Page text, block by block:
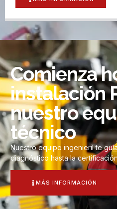
Comienza
instalación
nuestro
técnico
Nuestro equipo ingenieril te
diagnóstico hasta la
MÁS INFORMACIÓN